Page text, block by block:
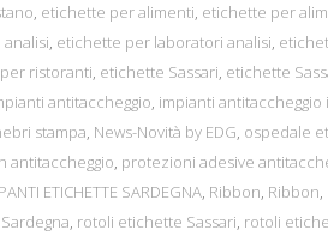
, etichette per alimenti, etichette per
, etichette per laboratori analisi,
ristoranti, etichette Sassari, etichette
antitaccheggio, impianti antitaccheggio
stampa, News-Novità by EDG, ospedale
antitaccheggio, protezioni adesive
ETICHETTE SARDEGNA, Ribbon, Ribbon,
, rotoli etichette Sassari, rotoli